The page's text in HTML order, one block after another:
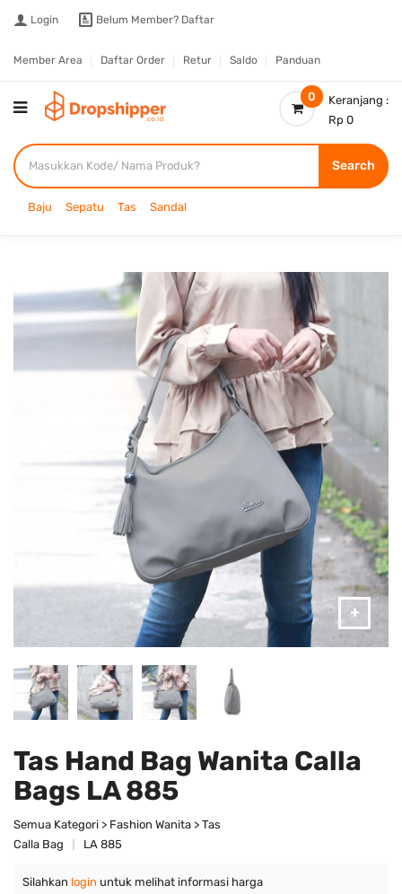
Login Belum Member? Daftar
Member Area Daftar Order Retur Saldo Panduan
0
Keranjang :
Rp 0
Search
Baju Sepatu Tas Sandal
Tas Hand Bag Wanita Calla
Bags LA 885
Semua Kategori > Fashion Wanita > Tas
Calla Bag
LA 885
Silahkan login untuk melihat informasi harga